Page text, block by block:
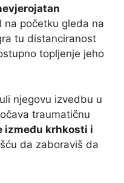
na početku gleda na
tu distanciranost
topljenje jeho
njegovu izvedbu u
traumatičnu
između krhkosti i
da zaboraviš da